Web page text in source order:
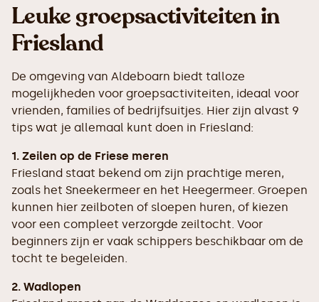
Leuke groepsactiviteiten in
Friesland
De omgeving van Aldeboarn biedt talloze
mogelijkheden voor groepsactiviteiten, ideaal voor
vrienden, families of bedrijfsuitjes. Hier zijn alvast 9
tips wat je allemaal kunt doen in Friesland:
1. Zeilen op de Friese meren
Friesland staat bekend om zijn prachtige meren,
zoals het Sneekermeer en het Heegermeer. Groepen
kunnen hier zeilboten of sloepen huren, of kiezen
voor een compleet verzorgde zeiltocht. Voor
beginners zijn er vaak schippers beschikbaar om de
tocht te begeleiden.
2. Wadlopen